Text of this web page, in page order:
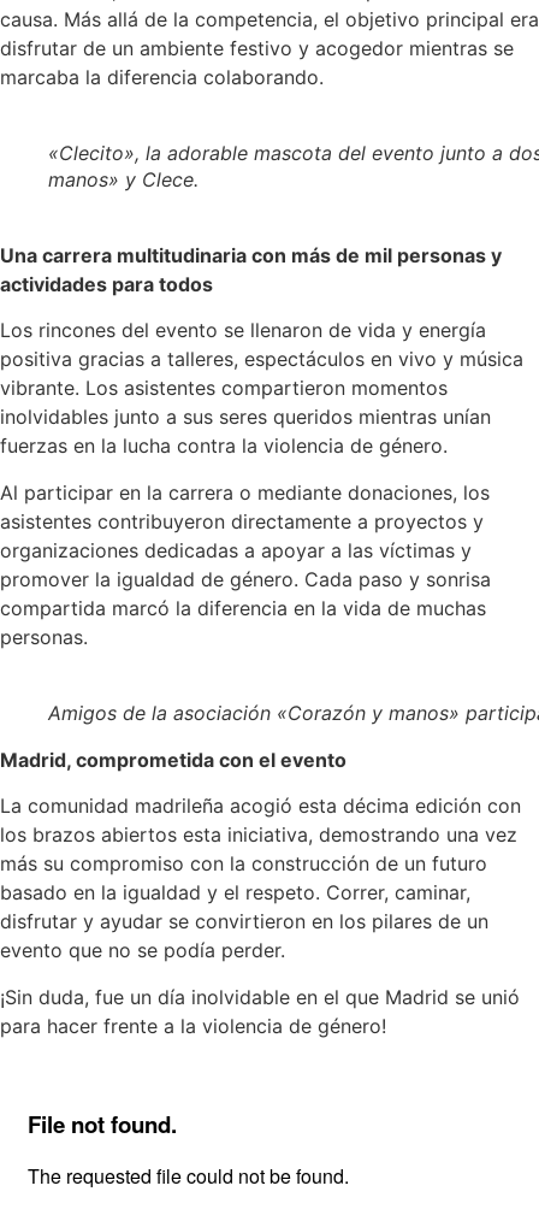
causa. Más allá de la competencia, el objetivo principal era
disfrutar de un ambiente festivo y acogedor mientras se
marcaba la diferencia colaborando.
«Clecito», la adorable mascota del evento junto a
manos» y Clece.
Una carrera multitudinaria con más de mil personas y
actividades para todos
Los rincones del evento se llenaron de vida y energía
positiva gracias a talleres, espectáculos en vivo y música
vibrante. Los asistentes compartieron momentos
inolvidables junto a sus seres queridos mientras unían
fuerzas en la lucha contra la violencia de género.
Al participar en la carrera o mediante donaciones, los
asistentes contribuyeron directamente a proyectos y
organizaciones dedicadas a apoyar a las víctimas y
promover la igualdad de género. Cada paso y sonrisa
compartida marcó la diferencia en la vida de muchas
personas.
Amigos de la asociación «Corazón y manos»
Madrid, comprometida con el evento
La comunidad madrileña acogió esta décima edición con
los brazos abiertos esta iniciativa, demostrando una vez
más su compromiso con la construcción de un futuro
basado en la igualdad y el respeto. Correr, caminar,
disfrutar y ayudar se convirtieron en los pilares de un
evento que no se podía perder.
¡Sin duda, fue un día inolvidable en el que Madrid se unió
para hacer frente a la violencia de género!